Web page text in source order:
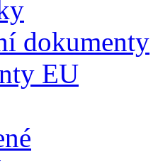
dokumenty
EU